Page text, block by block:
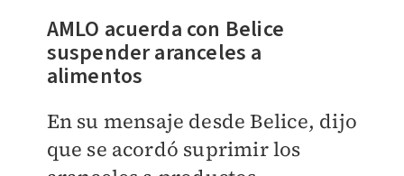
AMLO acuerda con Belice
suspender aranceles a
alimentos
En su mensaje desde Belice, dijo
que se acordó suprimir los